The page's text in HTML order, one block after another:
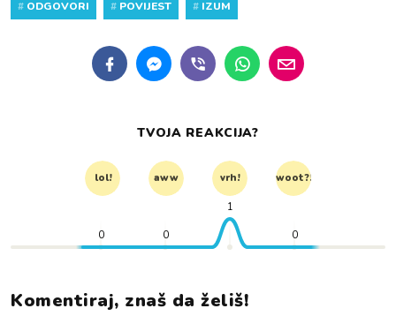
# ODGOVORI # POVIJEST # IZUM
TVOJA REAKCIJA?
lol! aww vrh! woot?!
0 0
1
0
Komentiraj, znaš da želiš!